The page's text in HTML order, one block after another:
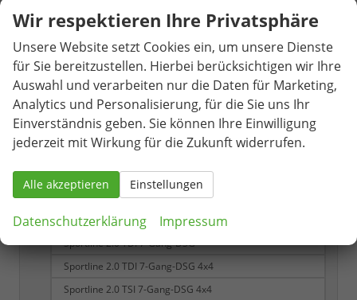
2.0 TSI 195 kW 4x4 RS
RS 2.0 TSI 7-Gang DSG 4x4
Selection
Selection 1.5 TSI 7-Gang-DSG
Selection 1.5 TSI mHEV 7-Gang DSG
Sportline
Sportline 1.5 TSI
Sportline 1.5 TSI 7-Gang DSG
Sportline 1.5 TSI iV 6-Gang-DSG
Sportline 1.5 TSI mHEV 7-Gang DSG
Sportline 2.0 TDI 7-Gang-DSG
Sportline 2.0 TDI 7-Gang-DSG 4x4
Sportline 2.0 TSI 7-Gang-DSG 4x4
Wir respektieren Ihre Privatsphäre
Unsere Website setzt Cookies ein, um unsere Dienste
für Sie bereitzustellen. Hierbei berücksichtigen wir Ihre
Auswahl und verarbeiten nur die Daten für Marketing,
Analytics und Personalisierung, für die Sie uns Ihr
Einverständnis geben. Sie können Ihre Einwilligung
jederzeit mit Wirkung für die Zukunft widerrufen.
Alle akzeptieren Einstellungen
Datenschutzerklärung Impressum